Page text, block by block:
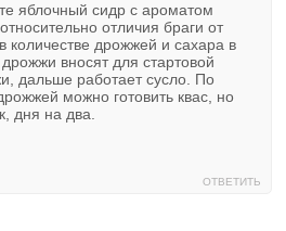
яблочный сидр с ароматом
отличия браги от
количестве дрожжей и сахара в
вносят для стартовой
дальше работает сусло. По
можно готовить квас, но
дня на два.
ОТВЕТИТЬ